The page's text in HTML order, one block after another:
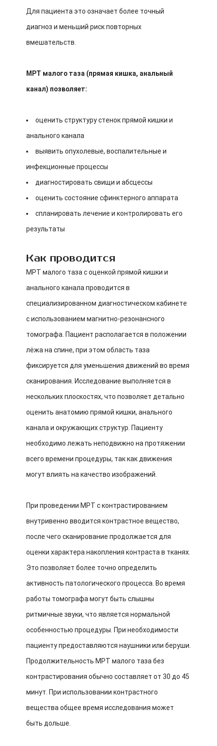
Для пациента это означает более точный
диагноз и меньший риск повторных
вмешательств.
МРТ малого таза (прямая кишка, анальный
канал) позволяет:
оценить структуру стенок прямой кишки и
анального канала
выявить опухолевые, воспалительные и
инфекционные процессы
диагностировать свищи и абсцессы
оценить состояние сфинктерного аппарата
спланировать лечение и контролировать его
результаты
Как проводится
МРТ малого таза с оценкой прямой кишки и
анального канала проводится в
специализированном диагностическом кабинете
с использованием магнитно-резонансного
томографа. Пациент располагается в положении
лёжа на спине, при этом область таза
фиксируется для уменьшения движений во время
сканирования. Исследование выполняется в
нескольких плоскостях, что позволяет детально
оценить анатомию прямой кишки, анального
канала и окружающих структур. Пациенту
необходимо лежать неподвижно на протяжении
всего времени процедуры, так как движения
могут влиять на качество изображений.
При проведении МРТ с контрастированием
внутривенно вводится контрастное вещество,
после чего сканирование продолжается для
оценки характера накопления контраста в тканях.
Это позволяет более точно определить
активность патологического процесса. Во время
работы томографа могут быть слышны
ритмичные звуки, что является нормальной
особенностью процедуры. При необходимости
пациенту предоставляются наушники или беруши.
Продолжительность МРТ малого таза без
контрастирования обычно составляет от 30 до 45
минут. При использовании контрастного
вещества общее время исследования может
быть дольше.